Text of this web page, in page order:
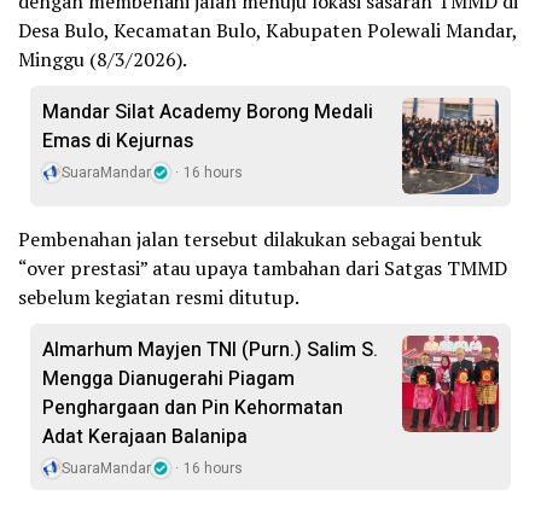
Desa Bulo, Kecamatan Bulo, Kabupaten Polewali Mandar,
Minggu (8/3/2026).
Mandar Silat Academy Borong Medali
Emas di Kejurnas
SuaraMandar 16 hours
Pembenahan jalan tersebut dilakukan sebagai bentuk
“over prestasi” atau upaya tambahan dari Satgas TMMD
sebelum kegiatan resmi ditutup.
Almarhum Mayjen TNI (Purn.) Salim S.
Mengga Dianugerahi Piagam
Penghargaan dan Pin Kehormatan
Adat Kerajaan Balanipa
SuaraMandar 16 hours